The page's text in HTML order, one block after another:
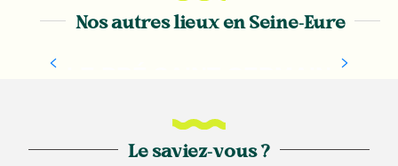
Nos autres lieux en Seine-Eure
Le saviez-vous ?